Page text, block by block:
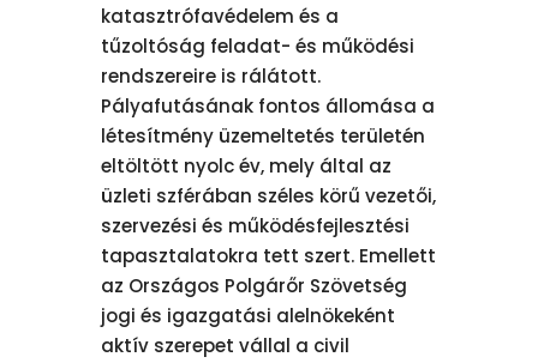
katasztrófavédelem és a
tűzoltóság feladat- és működési
rendszereire is rálátott.
Pályafutásának fontos állomása a
létesítmény üzemeltetés területén
eltöltött nyolc év, mely által az
üzleti szférában széles körű vezetői,
szervezési és működésfejlesztési
tapasztalatokra tett szert. Emellett
az Országos Polgárőr Szövetség
jogi és igazgatási alelnökeként
aktív szerepet vállal a civil